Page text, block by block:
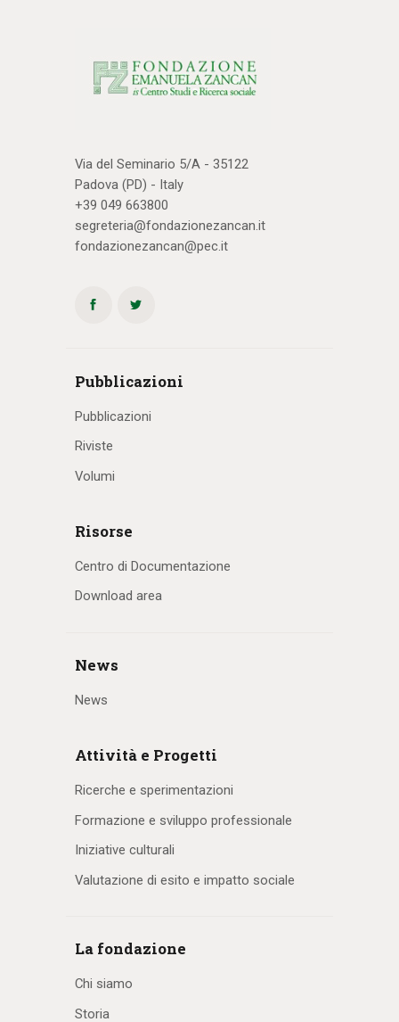
Via del Seminario 5/A - 35122
Padova (PD) - Italy
+39 049 663800
segreteria@fondazionezancan.it
fondazionezancan@pec.it
Pubblicazioni
Pubblicazioni
Riviste
Volumi
Risorse
Centro di Documentazione
Download area
News
News
Attività e Progetti
Ricerche e sperimentazioni
Formazione e sviluppo professionale
Iniziative culturali
Valutazione di esito e impatto sociale
La fondazione
Chi siamo
Storia